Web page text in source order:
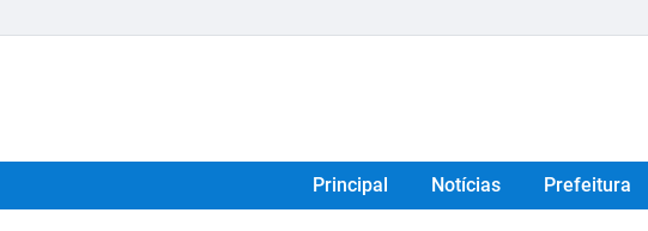
Principal Notícias Prefeitura